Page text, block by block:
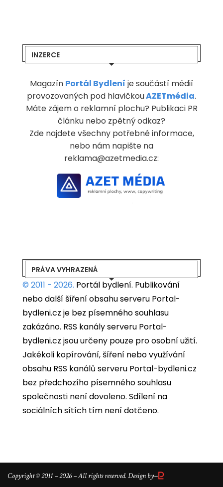
INZERCE
Magazín Portál Bydlení je součástí médií
provozovaných pod hlavičkouAZETmédia.
Máte zájem o reklamní plochu? Publikaci PR
článku nebo zpětný odkaz?
Zde najdete všechny potřebné informace,
nebo nám napište na
reklama@azetmedia.cz:
PRÁVA VYHRAZENÁ
© 2011 - 2026. Portál bydlení. Publikování
nebo další šíření obsahu serveru Portal-
bydleni.cz je bez písemného souhlasu
zakázáno. RSS kanály serveru Portal-
bydleni.cz jsou určeny pouze pro osobní užití.
Jakékoli kopírování, šíření nebo využívání
obsahu RSS kanálů serveru Portal-bydleni.cz
bez předchozího písemného souhlasu
společnosti není dovoleno. Sdílení na
sociálních sítích tím není dotčeno.
Copyright © 2011 – 2026 – All rights reserved. Design by–